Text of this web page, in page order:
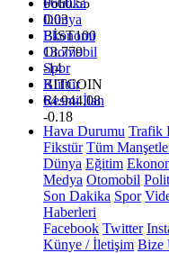
6660.55
0.03
BİST100
13.779
-14
BITCOIN
64.944,08
-0.18
Politika
Dünya
Ekonomi
Otomobil
Spor
Kültür
Resmi İlan
Hava Durumu Trafik
Fikstür Tüm
Dünya Eğitim
Medya Otomobil
Son Dakika Spor
Haberleri
Facebook Twitter
Künye / İletişim Bize